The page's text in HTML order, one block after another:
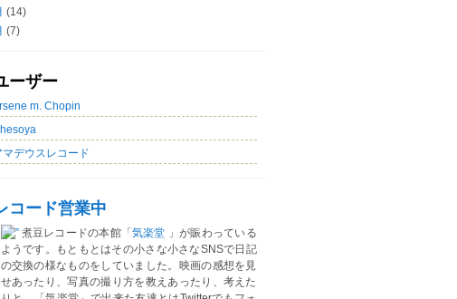
(14)
(7)
ーザー
m. Chopin
マデウスレコード
コード営業中
煮豆レコードの本館「 気楽堂 」が賑わっている
ようです。もともとはその小さな小さなSNSで日記
の交換の様なものをしていました。映画の感想を見
せあったり、写真の撮り方を教えあったり、考えた